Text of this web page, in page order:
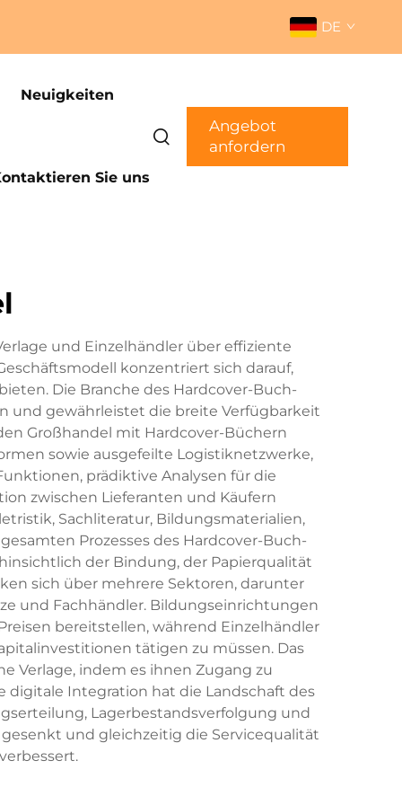
DE
Neuigkeiten
Sie uns
Angebot
anfordern
und Einzelhändler über effiziente
konzentriert sich darauf,
Die Branche des Hardcover-Buch-
und gewährleistet die breite Verfügbarkeit
Großhandel mit Hardcover-Büchern
sowie ausgefeilte Logistiknetzwerke,
prädiktive Analysen für die
zwischen Lieferanten und Käufern
Sachliteratur, Bildungsmaterialien,
Prozesses des Hardcover-Buch-
der Bindung, der Papierqualität
sich über mehrere Sektoren, darunter
und Fachhändler. Bildungseinrichtungen
bereitstellen, während Einzelhändler
tätigen zu müssen. Das
Verlage, indem es ihnen Zugang zu
digitale Integration hat die Landschaft des
Lagerbestandsverfolgung und
und gleichzeitig die Servicequalität